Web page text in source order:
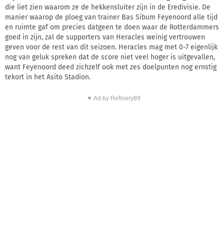
die liet zien waarom ze de hekkensluiter zijn in de Eredivisie. De
manier waarop de ploeg van trainer Bas Sibum Feyenoord alle tijd
en ruimte gaf om precies datgeen te doen waar de Rotterdammers
goed in zijn, zal de supporters van Heracles weinig vertrouwen
geven voor de rest van dit seizoen. Heracles mag met 0-7 eigenlijk
nog van geluk spreken dat de score niet veel hoger is uitgevallen,
want Feyenoord deed zichzelf ook met zes doelpunten nog ernstig
tekort in het Asito Stadion.
▼ Ad by Refinery89